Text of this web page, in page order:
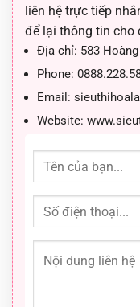
liên hệ trực tiếp
để lại thông tin cho
Địa chỉ: 583
Phone:
Email:
Website: